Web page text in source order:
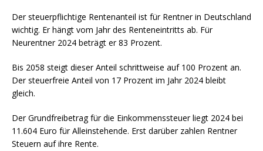
Der steuerpflichtige Rentenanteil ist für Rentner in Deutschland
wichtig. Er hängt vom Jahr des Renteneintritts ab. Für
Neurentner 2024 beträgt er 83 Prozent.
Bis 2058 steigt dieser Anteil schrittweise auf 100 Prozent an.
Der steuerfreie Anteil von 17 Prozent im Jahr 2024 bleibt
gleich.
Der Grundfreibetrag für die Einkommenssteuer liegt 2024 bei
11.604 Euro für Alleinstehende. Erst darüber zahlen Rentner
Steuern auf ihre Rente.